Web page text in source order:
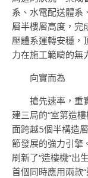
系、水電配送體系
層半樓層高度，完
壓體系運轉安穩，
力在施工範疇的無
向實而為
搶先速率，重
建三局的“室第造
面跨越5個半構造
節發展的強力引擎
刷新了“造樓機”出
首個同時應用兩款